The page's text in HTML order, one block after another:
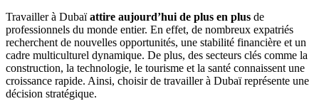
Travailler à Dubaïattire aujourd’hui de plus en plus de
professionnels du monde entier. En effet, de nombreux expatriés
recherchent de nouvelles opportunités, une stabilité financière et un
cadre multiculturel dynamique. De plus, des secteurs clés comme la
construction, la technologie, le tourisme et la santé connaissent une
croissance rapide. Ainsi, choisir de travailler à Dubaï représente une
décision stratégique.